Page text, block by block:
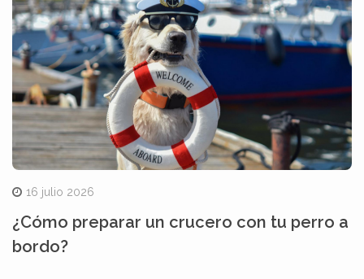
16 julio 2026
¿Cómo preparar un crucero con tu perro a
bordo?